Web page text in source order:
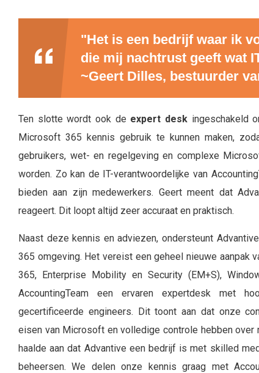
"Het is een bedrijf waar ik
die mij nachtrust geeft wat
~Geert Dilles, bestuurder
Ten slotte wordt ook de expert desk ingeschakeld
Microsoft 365 kennis gebruik te kunnen maken,
gebruikers, wet- en regelgeving en complexe
worden. Zo kan de IT-verantwoordelijke van
bieden aan zijn medewerkers. Geert meent dat
reageert. Dit loopt altijd zeer accuraat en praktisch.
Naast deze kennis en adviezen, ondersteunt
365 omgeving. Het vereist een geheel nieuwe aanpak
365, Enterprise Mobility en Security (EM+S),
AccountingTeam een ervaren expertdesk met
gecertificeerde engineers. Dit toont aan dat onze
eisen van Microsoft en volledige controle hebben over
haalde aan dat Advantive een bedrijf is met skilled
beheersen. We delen onze kennis graag met